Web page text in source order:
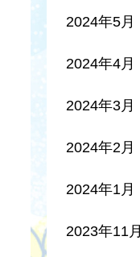
2024年5月
2024年4月
2024年3月
2024年2月
2024年1月
2023年11月